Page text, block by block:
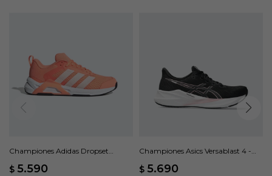
Championes Adidas Dropset
$ 5.590
Championes Asics Versablast 4 -
$ 5.690